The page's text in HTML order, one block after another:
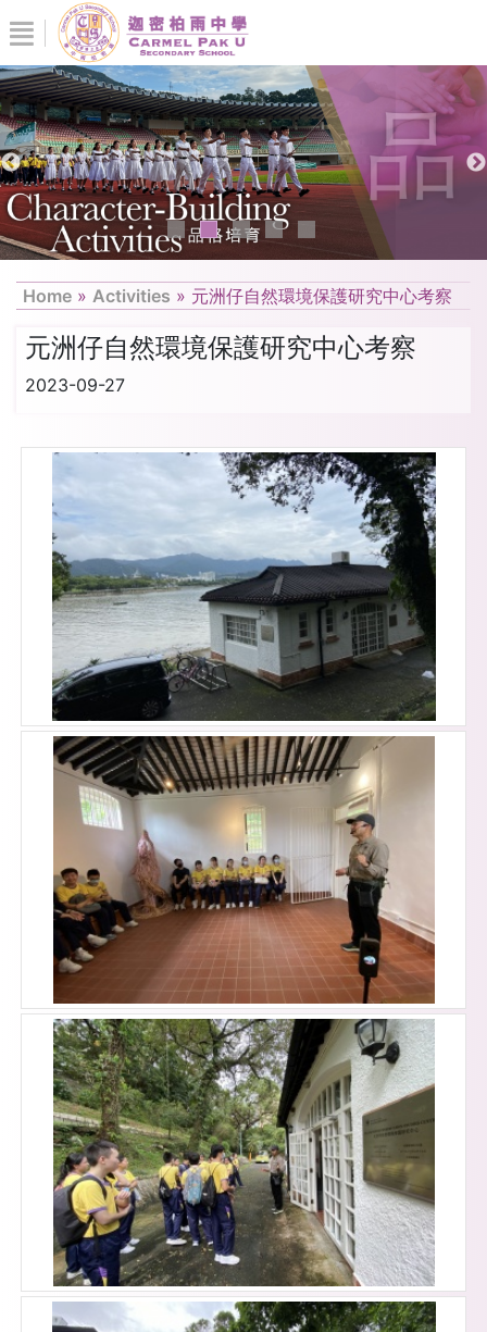
Home » Activities » 元洲仔自然環境保護研究中心考察
元洲仔自然環境保護研究中心考察
2023-09-27